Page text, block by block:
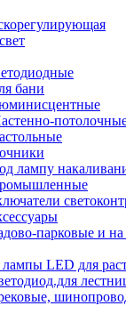
бани
лампу
парковые и на
LED для